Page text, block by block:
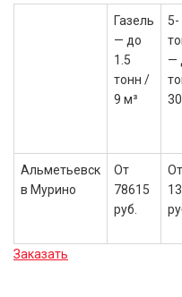
Газель
— до
1.5
тонн /
9 м³
5-
—
Альметьевск
в Мурино
От
78615
руб.
От
Заказать